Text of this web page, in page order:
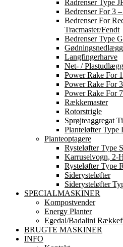
Radrenser Type
Bedrenser For 3
Bedrenser For
Tracmaster/Fendt
Bedrenser Type
Langfingerharve
Net- /
Power Rake For
Power Rake For
Power Rake For
Rækkemaster
Rotorstrigle
Sprøjteaggregat
Planteløfter Type
Planteoptagere
Rysteløfter Type
Karruselvogn, 2-
Rysteløfter Type
Siderysteløfter
Siderysteløfter
SPECIALMASKINER
Kompostvender
Energy Planter
Egedal/Badalini
BRUGTE MASKINER
INFO